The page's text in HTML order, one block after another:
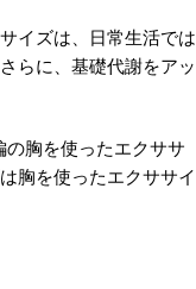
イズは、日常生活では
らに、基礎代謝をアッ
胸を使ったエクササ
胸を使ったエクササイ